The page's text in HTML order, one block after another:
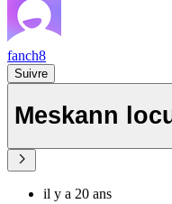
fanch8
Suivre
Meskann
il y a 20 ans